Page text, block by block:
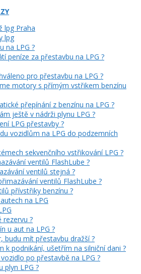
lpg Praha
lpg
na LPG ?
peníze za přestavbu na LPG ?
pro přestavbu na LPG ?
motory s přímým vstřikem benzínu
přepínání z benzínu na LPG ?
ještě v nádrži plynu LPG ?
LPG přestavby ?
vozidlům na LPG do podzemních
sekvenčního vstřikování LPG ?
ventilů FlashLube ?
ventilů stejná ?
ventilů FlashLube ?
přívstřiky benzínu ?
na LPG
rezervu ?
u aut na LPG ?
budu mít přestavbu dražší ?
k podnikání, ušetřím na silniční dani ?
po přestavbě na LPG ?
plyn LPG ?